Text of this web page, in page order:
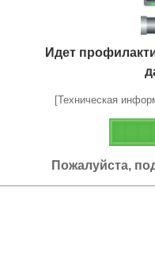
Идет
[Техническая
Пожалуйста,